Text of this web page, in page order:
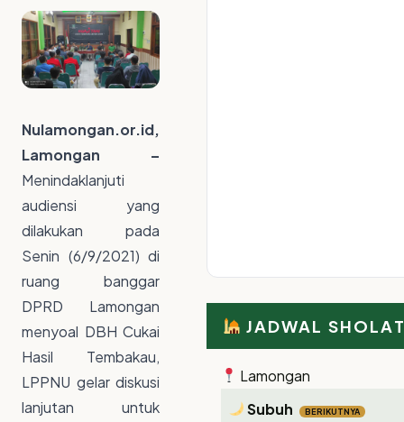
Nulamongan.or.id,
Lamongan –
Menindaklanjuti
audiensi yang
dilakukan pada
Senin (6/9/2021) di
ruang banggar
DPRD Lamongan
menyoal DBH Cukai
Hasil Tembakau,
LPPNU gelar diskusi
lanjutan untuk
JADWAL
Lamongan
Subuh
BERIKUTNYA